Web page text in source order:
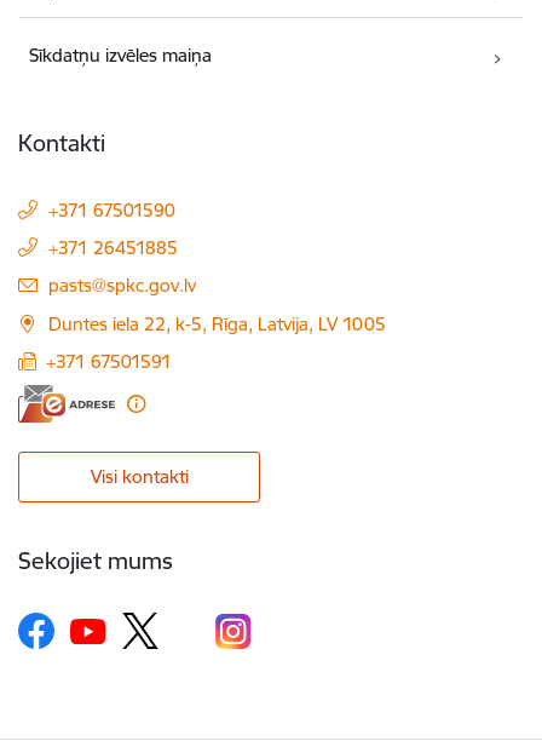
Sīkdatņu izvēles maiņa
Kontakti
+371 67501590
+371 26451885
E-pasts:
pasts@spkc.gov.lv
Duntes iela 22, k-5, Rīga, Latvija, LV 1005
+371 67501591
Visi kontakti
Sekojiet mums